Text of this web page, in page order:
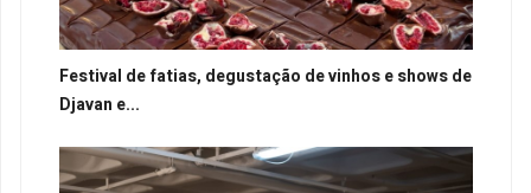
Festival de fatias, degustação de vinhos e shows de
Djavan e...